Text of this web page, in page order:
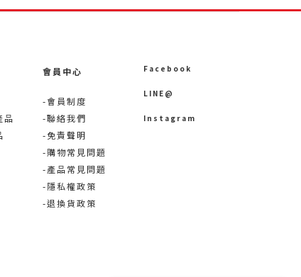
品
會員中心
-會員制度
-聯絡我們
-免責聲明
-購物常見問題
-產品常見問題
-隱私權政策
-退換貨政策
Facebook
LINE@
Instagram